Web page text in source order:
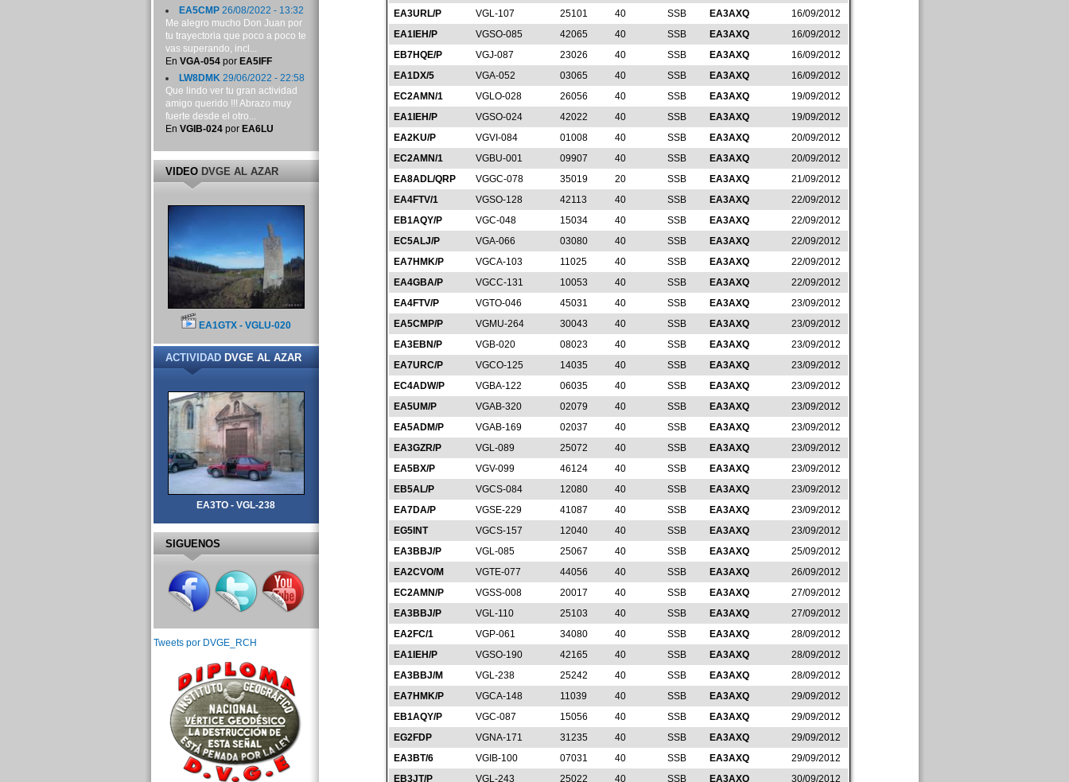
EA3URL/P
VGL-107 25101 40 SSB EA3AXQ
16/09/2012
EA1IEH/P
VGSO-085 42065 40 SSB EA3AXQ
16/09/2012
EB7HQE/P
VGJ-087 23026 40 SSB EA3AXQ
16/09/2012
EA1DX/5
VGA-052 03065 40 SSB EA3AXQ
16/09/2012
EC2AMN/1
VGLO-028 26056 40 SSB EA3AXQ
19/09/2012
EA1IEH/P
VGSO-024 42022 40 SSB EA3AXQ
19/09/2012
EA2KU/P
VGVI-084 01008 40 SSB EA3AXQ
20/09/2012
EC2AMN/1
VGBU-001 09907 40 SSB EA3AXQ
20/09/2012
EA8ADL/QRP
VGGC-078 35019 20 SSB EA3AXQ
21/09/2012
EA4FTV/1
VGSO-128 42113 40 SSB EA3AXQ
22/09/2012
EB1AQY/P
VGC-048 15034 40 SSB EA3AXQ
22/09/2012
EC5ALJ/P
VGA-066 03080 40 SSB EA3AXQ
22/09/2012
EA7HMK/P
VGCA-103 11025 40 SSB EA3AXQ
22/09/2012
EA4GBA/P
VGCC-131 10053 40 SSB EA3AXQ
22/09/2012
EA4FTV/P
VGTO-046 45031 40 SSB EA3AXQ
23/09/2012
EA5CMP/P
VGMU-264 30043 40 SSB EA3AXQ
23/09/2012
EA3EBN/P
VGB-020 08023 40 SSB EA3AXQ
23/09/2012
EA7URC/P
VGCO-125 14035 40 SSB EA3AXQ
23/09/2012
EC4ADW/P
VGBA-122 06035 40 SSB EA3AXQ
23/09/2012
EA5UM/P
VGAB-320 02079 40 SSB EA3AXQ
23/09/2012
EA5ADM/P
VGAB-169 02037 40 SSB EA3AXQ
23/09/2012
EA3GZR/P
VGL-089 25072 40 SSB EA3AXQ
23/09/2012
EA5BX/P
VGV-099 46124 40 SSB EA3AXQ
23/09/2012
EB5AL/P
VGCS-084 12080 40 SSB EA3AXQ
23/09/2012
EA7DA/P
VGSE-229 41087 40 SSB EA3AXQ
23/09/2012
EG5INT
VGCS-157 12040 40 SSB EA3AXQ
23/09/2012
EA3BBJ/P
VGL-085 25067 40 SSB EA3AXQ
25/09/2012
EA2CVO/M
VGTE-077 44056 40 SSB EA3AXQ
26/09/2012
EC2AMN/P
VGSS-008 20017 40 SSB EA3AXQ
27/09/2012
EA3BBJ/P
VGL-110 25103 40 SSB EA3AXQ
27/09/2012
EA2FC/1
VGP-061 34080 40 SSB EA3AXQ
28/09/2012
EA1IEH/P
VGSO-190 42165 40 SSB EA3AXQ
28/09/2012
EA3BBJ/M
VGL-238 25242 40 SSB EA3AXQ
28/09/2012
EA7HMK/P
VGCA-148 11039 40 SSB EA3AXQ
29/09/2012
EB1AQY/P
VGC-087 15056 40 SSB EA3AXQ
29/09/2012
EG2FDP
VGNA-171 31235 40 SSB EA3AXQ
29/09/2012
EA3BT/6
VGIB-100 07031 40 SSB EA3AXQ
29/09/2012
EB3JT/P
VGL-243 25022 40 SSB EA3AXQ 30/09/2012
EA5CMP26/08/2022 - 13:32
Me alegro mucho Don Juan por
tu trayectoria que poco a poco te
vas superando, incl...
En VGA-054por EA5IFF
LW8DMK29/06/2022 - 22:58
Que lindo ver tu gran actividad
amigo querido !!! Abrazo muy
fuerte desde el otro...
En VGIB-024por EA6LU
VIDEODVGE AL AZAR
EA1GTX - VGLU-020
ACTIVIDADDVGE AL AZAR
EA3TO - VGL-238
SIGUENOS
Tweets por DVGE_RCH